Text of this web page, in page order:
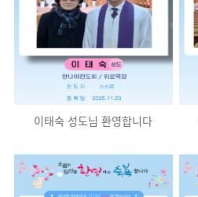
이태숙 성도님 환영합니다